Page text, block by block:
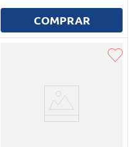
COMPRAR